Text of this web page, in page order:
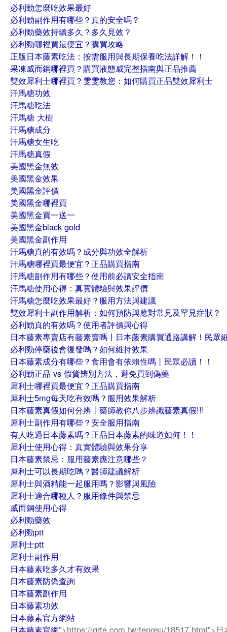
必利勁怎麼吃效果最好
必利勁副作用有哪些？真的安全嗎？
必利勁藥效持續多久？多久見效？
必利勁哪裡買最便宜？購買攻略
正版日本藤素吃法：按需服用與長期保養吃法詳解！！
果凍威而鋼哪裡買？購買液態威完整指南與正品推薦
雙效犀利士哪裡買？雯雯教您：如何購買正品雙效犀利士
汗馬糖功效
汗馬糖吃法
汗馬糖 大樹
汗馬糖成分
汗馬糖女生吃
汗馬糖真假
美國黑金無效
美國黑金效果
美國黑金評價
美國黑金哪裡買
美國黑金買一送一
美國黑金black gold
美國黑金副作用
汗馬糖真的有效嗎？成分與功效全解析
汗馬糖哪裡買最便宜？正品購買指南
汗馬糖副作用有哪些？使用前必讀安全指南
汗馬糖使用心得：真實體驗與效果評價
汗馬糖怎麼吃效果最好？服用方法與建議
雙效犀利士副作用解析：如何預防與應對常見及罕見症狀？
必利勁真的有效嗎？使用者評價與心得
日本藤素專賣店有藤素賣嗎丨日本藤素購買通路講解！民眾
必利勁停藥後會復發嗎？如何維持效果
日本藤素成分有哪些？食用會有依賴性嗎丨民眾必讀！！
必利勁正品 vs 假貨辨別方法，避免買到偽藥
犀利士哪裡買最便宜？正品購買指南
犀利士5mg每天吃有效嗎？服用效果解析
日本藤素真假如何分辨丨藥師教你八步辨識藤素真假!!!
犀利士副作用有哪些？安全服用指南
有人吃過日本藤素嗎？正品日本藤素的味道如何！！
犀利士使用心得：真實體驗與效果分享
日本藤素禁忌：服用藤素應注意哪些？
犀利士可以長期吃嗎？醫師建議解析
犀利士與酒精能一起服用嗎？影響與風險
犀利士適合哪種人？服用條件與禁忌
威而鋼使用心得
必利勁藥效
必利勁ptt
犀利士ptt
犀利士副作用
日本藤素吃多久才有效果
日本藤素防偽查詢
日本藤素副作用
日本藤素功效
日本藤素官方網站
日本藤素官網">https://grte.com.tw/tengsu/18517.html">日